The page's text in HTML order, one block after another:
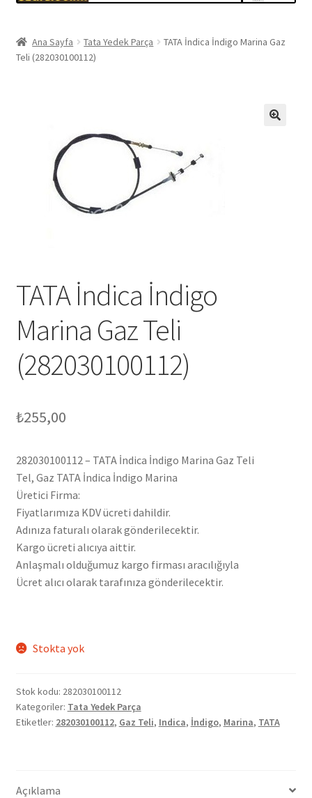
Ana Sayfa Tata Yedek Parça
TATA İndica İndigo Marina Gaz
Teli (282030100112)
TATA İndica İndigo
Marina Gaz Teli
(282030100112)
₺255,00
282030100112 – TATA İndica İndigo Marina Gaz Teli
Tel, Gaz TATA İndica İndigo Marina
Üretici Firma:
Fiyatlarımıza KDV ücreti dahildir.
Adınıza faturalı olarak gönderilecektir.
Kargo ücreti alıcıya aittir.
Anlaşmalı olduğumuz kargo firması aracılığıyla
Ücret alıcı olarak tarafınıza gönderilecektir.
Stokta yok
Stok kodu: 282030100112
Kategoriler: Tata Yedek Parça
Etiketler: 282030100112, Gaz Teli, Indica, İndigo, Marina, TATA
Açıklama